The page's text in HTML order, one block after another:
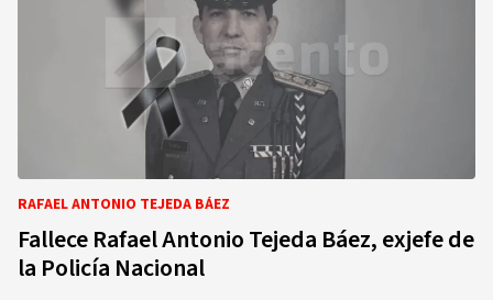
RAFAEL ANTONIO TEJEDA BÁEZ
Fallece Rafael Antonio Tejeda Báez, exjefe de
la Policía Nacional